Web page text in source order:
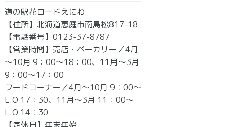
道の駅花ロードえにわ
【住所】北海道恵庭市南島松817-18
【電話番号】0123-37-8787
【営業時間】売店・ベーカリー／4月
～10月 9：00～18：00、11月～3月
9：00～17：00
フードコーナー／4月～10月 9：00～
L.O 17：30、11月～3月 11：00～
L.O 14：30